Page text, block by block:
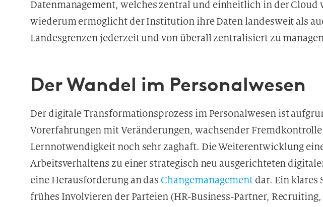
Datenmanagement, welches zentral und einheitlich in der Cloud
wiederum ermöglicht der Institution ihre Daten landesweit als
Landesgrenzen jederzeit und von überall zentralisiert zu
Der Wandel im Personalwesen
Der digitale Transformationsprozess im Personalwesen ist
Vorerfahrungen mit Veränderungen, wachsender
Lernnotwendigkeit noch sehr zaghaft. Die Weiterentwicklung
Arbeitsverhaltens zu einer strategisch neu ausgerichteten
eine Herausforderung an dasChangemanagement dar. Ein klares
frühes Involvieren der Parteien (HR-Business-Partner, Recruiting,